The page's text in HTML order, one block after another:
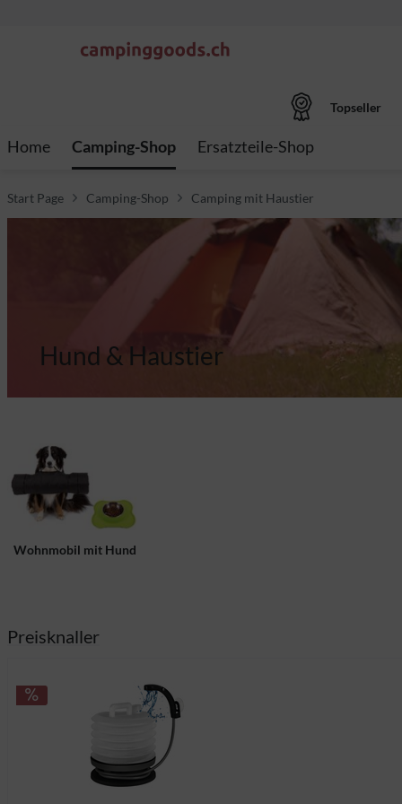
Topseller
Home Camping-Shop Ersatzteile-Shop
Start Page Camping-Shop Camping mit Haustier
Hund & Haustier
Wohnmobil mit Hund
Preisknaller